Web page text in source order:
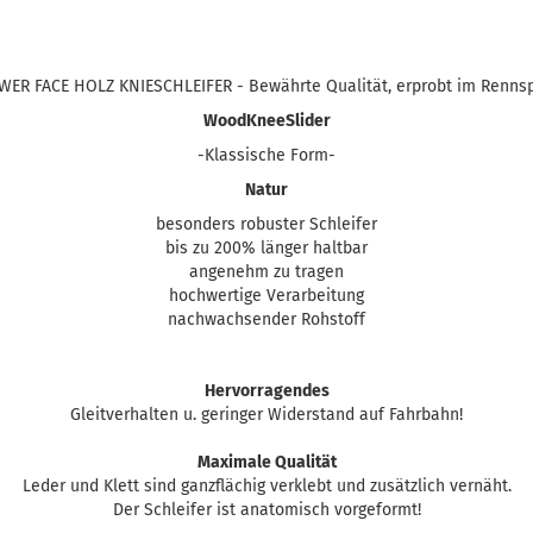
FACE HOLZ KNIESCHLEIFER - Bewährte Qualität, erprobt im
WoodKneeSlider
-Klassische Form-
Natur
besonders robuster Schleifer
bis zu 200% länger haltbar
angenehm zu tragen
hochwertige Verarbeitung
nachwachsender Rohstoff
Hervorragendes
Gleitverhalten u. geringer Widerstand auf Fahrbahn!
Maximale Qualität
Leder und Klett sind ganzflächig verklebt und zusätzlich vernäht.
Der Schleifer ist anatomisch vorgeformt!